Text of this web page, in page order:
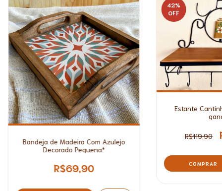
Bandeja de Madeira Com Azulejo
Decorado Pequena*
R$69,90
42%
OFF
Estante
R$119,90